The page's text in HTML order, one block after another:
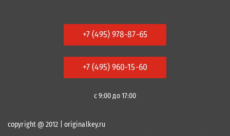
+7 (495) 978-87-65
+7 (495) 960-15-60
с 9:00 до 17:00
copyright @ 2012 | originalkey.ru